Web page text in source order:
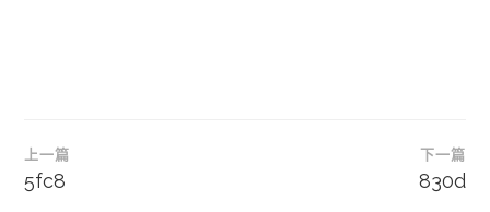
文
章
上一篇
5fc8
下一篇
830d